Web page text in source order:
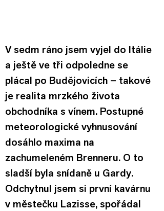
V sedm ráno jsem vyjel do Itálie
a ještě ve tři odpoledne se
plácal po Budějovicích – takové
je realita mrzkého života
obchodníka s vínem. Postupné
meteorologické vyhnusování
dosáhlo maxima na
zachumeleném Brenneru. O to
sladší byla snídaně u Gardy.
Odchytnul jsem si první kavárnu
v městečku Lazisse, spořádal